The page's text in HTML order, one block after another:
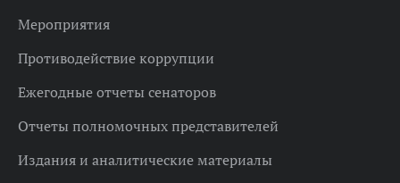
Мероприятия
Противодействие коррупции
Ежегодные отчеты сенаторов
Отчеты полномочных представителей
Издания и аналитические материалы